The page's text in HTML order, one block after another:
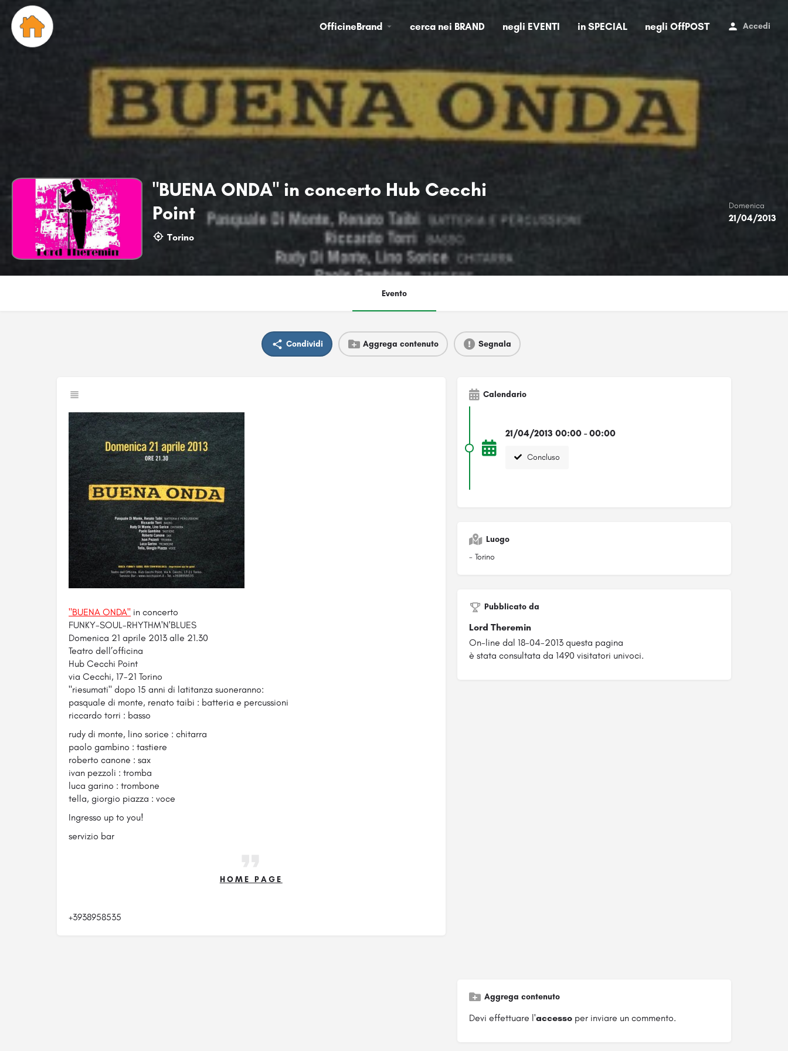
OfficineBrand cerca nei BRAND negli EVENTI in SPECIAL negli OffPOST Accedi
"BUENA ONDA" in concerto Hub Cecchi
Point
Torino
Domenica
21/04/2013
Evento
Condividi Aggrega contenuto Segnala
"BUENA ONDA" in concerto
FUNKY-SOUL-RHYTHM'N'BLUES
Domenica 21 aprile 2013 alle 21.30
Teatro dell’officina
Hub Cecchi Point
via Cecchi, 17-21 Torino
"riesumati" dopo 15 anni di latitanza suoneranno:
pasquale di monte, renato taibi : batteria e percussioni
riccardo torri : basso
rudy di monte, lino sorice : chitarra
paolo gambino : tastiere
roberto canone : sax
ivan pezzoli : tromba
luca garino : trombone
tella, giorgio piazza : voce
Ingresso up to you!
servizio bar
HOME PAGE
+3938958535
Calendario
21/04/2013 00:00 - 00:00
Concluso
Luogo
- Torino
Pubblicato da
Lord Theremin
On-line dal 18-04-2013 questa pagina
è stata consultata da 1490 visitatori univoci.
Aggrega contenuto
Devi effettuare l'accessoper inviare un commento.